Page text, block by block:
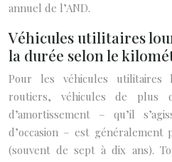
annuel de l’AND.
Véhicules utilitaires
la durée selon le
Pour les véhicules utilitaires
routiers, véhicules de plus
d’amortissement – qu’il
d’occasion – est
(souvent de sept à dix ans).